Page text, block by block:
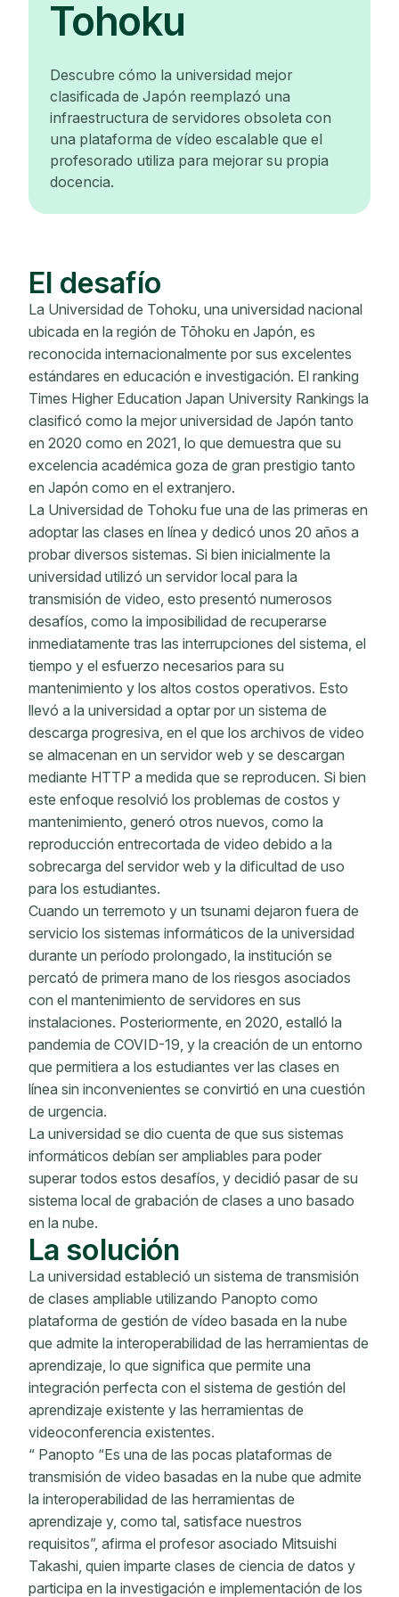
Tohoku
Descubre cómo la universidad mejor
clasificada de Japón reemplazó una
infraestructura de servidores obsoleta con
una plataforma de vídeo escalable que el
profesorado utiliza para mejorar su propia
docencia.
El desafío
La Universidad de Tohoku, una universidad nacional
ubicada en la región de Tōhoku en Japón, es
reconocida internacionalmente por sus excelentes
estándares en educación e investigación. El ranking
Times Higher Education Japan University Rankings la
clasificó como la mejor universidad de Japón tanto
en 2020 como en 2021, lo que demuestra que su
excelencia académica goza de gran prestigio tanto
en Japón como en el extranjero.
La Universidad de Tohoku fue una de las primeras en
adoptar las clases en línea y dedicó unos 20 años a
probar diversos sistemas. Si bien inicialmente la
universidad utilizó un servidor local para la
transmisión de video, esto presentó numerosos
desafíos, como la imposibilidad de recuperarse
inmediatamente tras las interrupciones del sistema, el
tiempo y el esfuerzo necesarios para su
mantenimiento y los altos costos operativos. Esto
llevó a la universidad a optar por un sistema de
descarga progresiva, en el que los archivos de video
se almacenan en un servidor web y se descargan
mediante HTTP a medida que se reproducen. Si bien
este enfoque resolvió los problemas de costos y
mantenimiento, generó otros nuevos, como la
reproducción entrecortada de video debido a la
sobrecarga del servidor web y la dificultad de uso
para los estudiantes.
Cuando un terremoto y un tsunami dejaron fuera de
servicio los sistemas informáticos de la universidad
durante un período prolongado, la institución se
percató de primera mano de los riesgos asociados
con el mantenimiento de servidores en sus
instalaciones. Posteriormente, en 2020, estalló la
pandemia de COVID-19, y la creación de un entorno
que permitiera a los estudiantes ver las clases en
línea sin inconvenientes se convirtió en una cuestión
de urgencia.
La universidad se dio cuenta de que sus sistemas
informáticos debían ser ampliables para poder
superar todos estos desafíos, y decidió pasar de su
sistema local de grabación de clases a uno basado
en la nube.
La solución
La universidad estableció un sistema de transmisión
de clases ampliable utilizando Panopto como
plataforma de gestión de vídeo basada en la nube
que admite la interoperabilidad de las herramientas de
aprendizaje, lo que significa que permite una
integración perfecta con el sistema de gestión del
aprendizaje existente y las herramientas de
videoconferencia existentes.
“ Panopto “Es una de las pocas plataformas de
transmisión de video basadas en la nube que admite
la interoperabilidad de las herramientas de
aprendizaje y, como tal, satisface nuestros
requisitos”, afirma el profesor asociado Mitsuishi
Takashi, quien imparte clases de ciencia de datos y
participa en la investigación e implementación de los